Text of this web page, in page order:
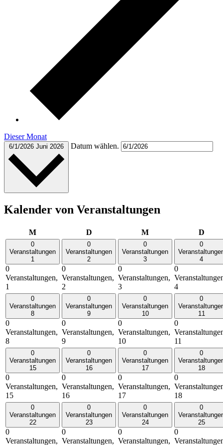
Dieser Monat
6/1/2026 Juni 2026 Datum wählen.
Kalender von Veranstaltungen
MMontag DDienstag MMittwoch D
0
Veranstaltungen
1
0
Veranstaltungen,
1
0
Veranstaltungen
2
0
Veranstaltungen,
2
0
Veranstaltungen
3
0
Veranstaltungen,
3
0
4
0
4
0
Veranstaltungen
8
0
Veranstaltungen,
8
0
Veranstaltungen
9
0
Veranstaltungen,
9
0
Veranstaltungen
10
0
Veranstaltungen,
10
0
11
0
11
0
Veranstaltungen
15
0
Veranstaltungen,
15
0
Veranstaltungen
16
0
Veranstaltungen,
16
0
Veranstaltungen
17
0
Veranstaltungen,
17
0
18
0
18
0
Veranstaltungen
22
0
Veranstaltungen,
0
Veranstaltungen
23
0
Veranstaltungen,
0
Veranstaltungen
24
0
Veranstaltungen,
0
25
0